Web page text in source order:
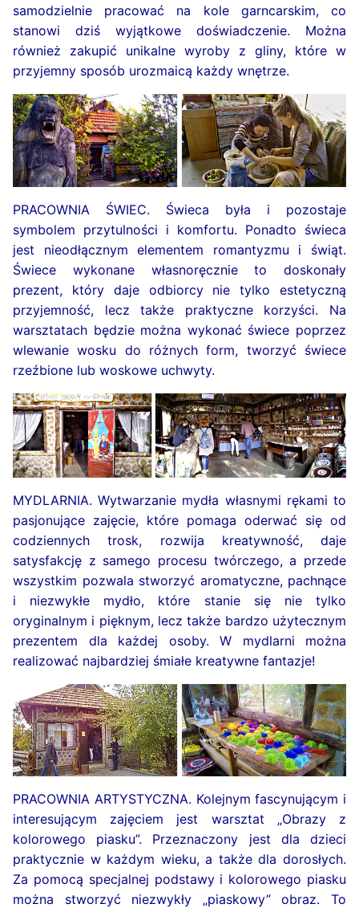
samodzielnie pracować na kole garncarskim, co
stanowi dziś wyjątkowe doświadczenie. Można
również zakupić unikalne wyroby z gliny, które w
przyjemny sposób urozmaicą każdy wnętrze.
PRACOWNIA ŚWIEC. Świeca była i pozostaje
symbolem przytulności i komfortu. Ponadto świeca
jest nieodłącznym elementem romantyzmu i świąt.
Świece wykonane własnoręcznie to doskonały
prezent, który daje odbiorcy nie tylko estetyczną
przyjemność, lecz także praktyczne korzyści. Na
warsztatach będzie można wykonać świece poprzez
wlewanie wosku do różnych form, tworzyć świece
rzeźbione lub woskowe uchwyty.
MYDLARNIA. Wytwarzanie mydła własnymi rękami to
pasjonujące zajęcie, które pomaga oderwać się od
codziennych trosk, rozwija kreatywność, daje
satysfakcję z samego procesu twórczego, a przede
wszystkim pozwala stworzyć aromatyczne, pachnące
i niezwykłe mydło, które stanie się nie tylko
oryginalnym i pięknym, lecz także bardzo użytecznym
prezentem dla każdej osoby. W mydlarni można
realizować najbardziej śmiałe kreatywne fantazje!
PRACOWNIA ARTYSTYCZNA. Kolejnym fascynującym i
interesującym zajęciem jest warsztat „Obrazy z
kolorowego piasku”. Przeznaczony jest dla dzieci
praktycznie w każdym wieku, a także dla dorosłych.
Za pomocą specjalnej podstawy i kolorowego piasku
można stworzyć niezwykły „piaskowy” obraz. To